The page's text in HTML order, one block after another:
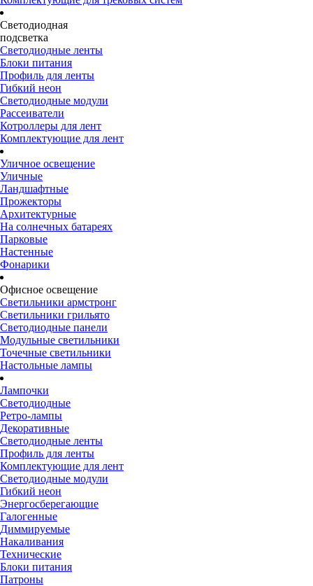
Светодиодная
подсветка
Светодиодные ленты
Блоки питания
Профиль для ленты
Гибкий неон
Светодиодные модули
Рассеиватели
Котроллеры для лент
Комплектующие для лент
Уличное освещение
Уличные
Ландшафтные
Прожекторы
Архитектурные
На солнечных батареях
Парковые
Настенные
Фонарики
Офисное освещение
Светильники армстронг
Светильники грильято
Светодиодные панели
Модульные светильники
Точечные светильники
Настольные лампы
Лампочки
Светодиодные
Ретро-лампы
Декоративные
Светодиодные ленты
Профиль для ленты
Комплектующие для лент
Светодиодные модули
Гибкий неон
Энергосберегающие
Галогенные
Диммируемые
Накаливания
Технические
Блоки питания
Патроны